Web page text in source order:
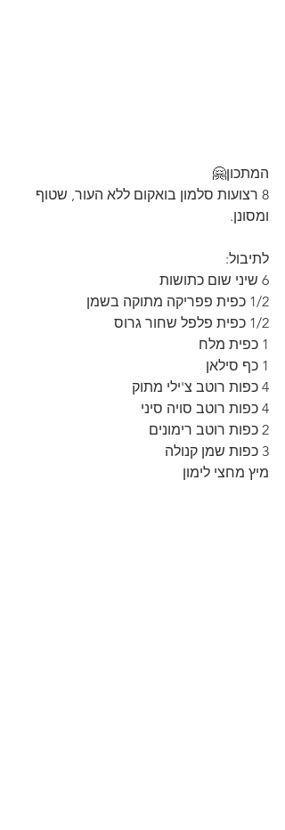
המתכון🤗
8 רצועות סלמון בואקום ללא העור, שטוף
ומסונן.
לתיבול:
6 שיני שום כתושות
1/2 כפית פפריקה מתוקה בשמן
1/2 כפית פלפל שחור גרוס
1 כפית מלח
1 כף סילאן
4 כפות רוטב צ'ילי מתוק
4 כפות רוטב סויה סיני
2 כפות רוטב רימונים
3 כפות שמן קנולה
מיץ מחצי לימון